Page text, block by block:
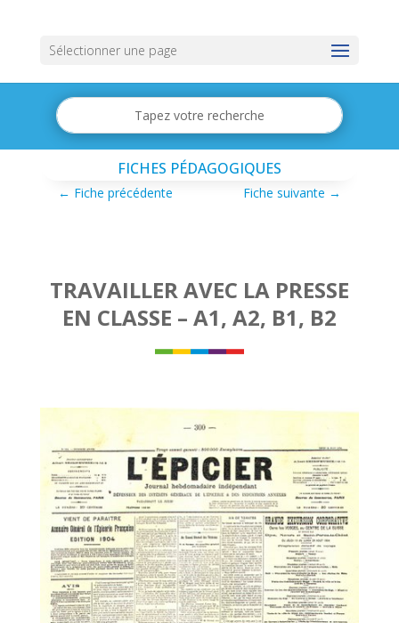
Sélectionner une page
FICHES PÉDAGOGIQUES
← Fiche précédente Fiche suivante →
TRAVAILLER AVEC LA PRESSE
EN CLASSE – A1, A2, B1, B2